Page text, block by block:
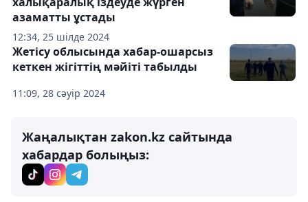
12:34, 25 шілде 2024
азаматты ұстады
11:09, 28 сәуір 2024
Жетісу облысында хабар-ошарсыз
кеткен жігіттің мәйіті табылды
Жаңалықтан zakon.kz сайтында
хабардар болыңыз: